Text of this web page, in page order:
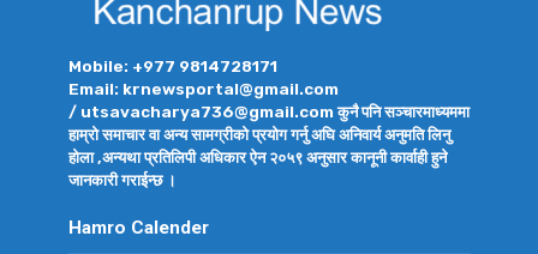
Mobile: +977 9814728171
Email: krnewsportal@gmail.com
/ utsavacharya736@gmail.com कुनै पनि सञ्चारमाध्यममा
हाम्रो समाचार वा अन्य सामग्रीको प्रयोग गर्नु अघि अनिवार्य अनुमति लिनु
होला ,अन्यथा प्रतिलिपी अधिकार ऐन २०५९ अनुसार कानूनी कार्वाही हुने
जानकारी गराईन्छ ।
Hamro Calender